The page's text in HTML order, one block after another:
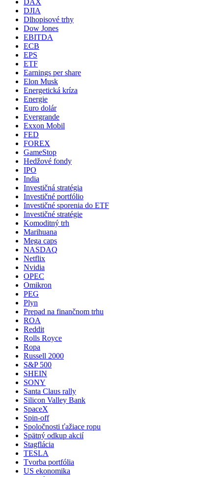
DAX
DJIA
Dlhopisové trhy
Dow Jones
EBITDA
ECB
EPS
ETF
Earnings per share
Elon Musk
Energetická kríza
Energie
Euro dolár
Evergrande
Exxon Mobil
FED
FOREX
GameStop
Hedžové fondy
IPO
India
Investičná stratégia
Investičné portfólio
Investičné sporenia do ETF
Investičné stratégie
Komoditný trh
Marihuana
Mega caps
NASDAQ
Netflix
Nvidia
OPEC
Omikron
PEG
Plyn
Prepad na finančnom trhu
ROA
Reddit
Rolls Royce
Ropa
Russell 2000
S&P 500
SHEIN
SONY
Santa Claus rally
Silicon Valley Bank
SpaceX
Spin-off
Spoločnosti ťažiace ropu
Spätný odkup akcií
Stagflácia
TESLA
Tvorba portfólia
US ekonomika